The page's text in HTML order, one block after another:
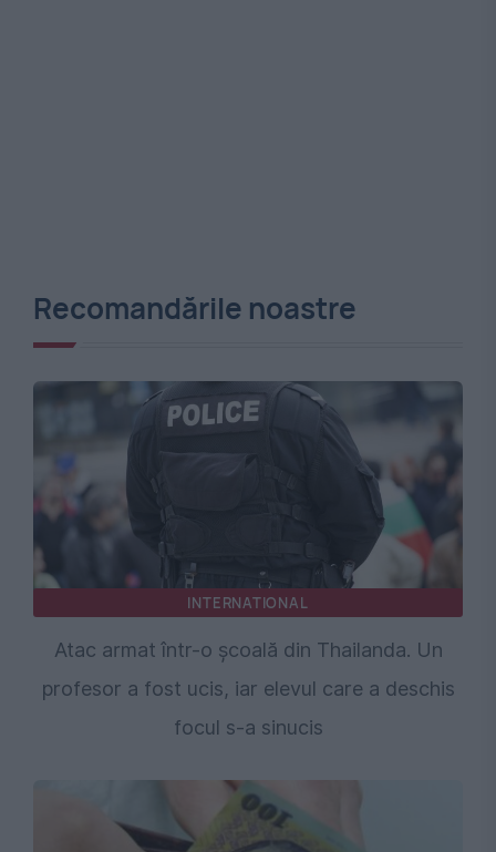
Recomandările noastre
INTERNATIONAL
Atac armat într-o școală din Thailanda. Un
profesor a fost ucis, iar elevul care a deschis
focul s-a sinucis